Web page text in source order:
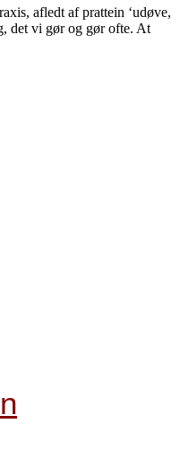
afledt af prattein ‘udøve,
det vi gør og gør ofte. At